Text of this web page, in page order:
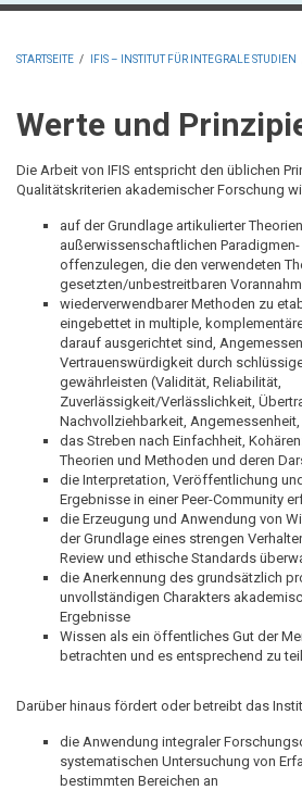
STARTSEITE / IFIS – INSTITUT FÜR INTEGRALE STUDIEN
Werte und
Die Arbeit von IFIS entspricht den üblichen
Qualitätskriterien akademischer Forschung
auf der Grundlage artikulierter
außerwissenschaftlichen
offenzulegen, die den verwendeten
gesetzten/unbestreitbaren
wiederverwendbarer Methoden zu
eingebettet in multiple,
darauf ausgerichtet sind,
Vertrauenswürdigkeit durch
gewährleisten (Validität, Reliabilität,
Zuverlässigkeit/Verlässlichkeit,
Nachvollziehbarkeit,
das Streben nach Einfachheit,
Theorien und Methoden und deren
die Interpretation, Veröffentlichung
Ergebnisse in einer Peer-Community
die Erzeugung und Anwendung von
der Grundlage eines strengen
Review und ethische Standards
die Anerkennung des grundsätzlich
unvollständigen Charakters
Ergebnisse
Wissen als ein öffentliches Gut der
betrachten und es entsprechend zu
Darüber hinaus fördert oder betreibt das
die Anwendung integraler
systematischen Untersuchung von
bestimmten Bereichen an